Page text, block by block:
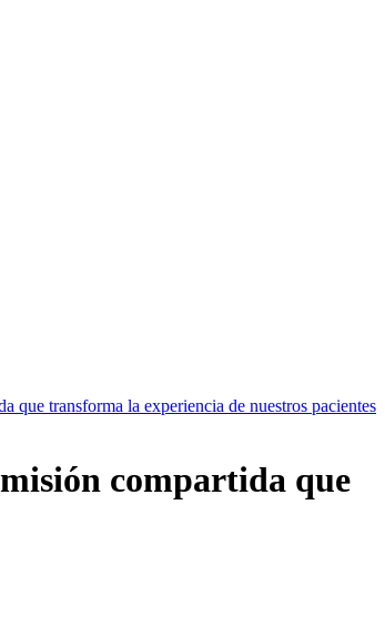
que transforma la experiencia de nuestros pacientes
compartida que